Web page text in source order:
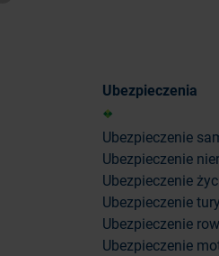
Ubezpieczenia
Ubezpieczenie
Ubezpieczenie
Ubezpieczenie
Ubezpieczenie
Ubezpieczenie
Ubezpieczenie